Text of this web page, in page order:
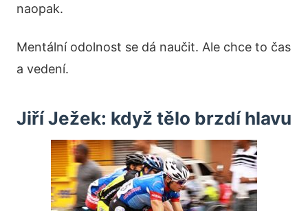
naopak.
Mentální odolnost se dá naučit. Ale chce to čas
a vedení.
Jiří Ježek: když tělo brzdí hlavu